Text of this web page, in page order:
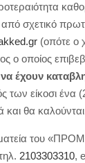
από σχετικό
(οπότε ο
ο οποίος
έχουν
είκοσι ένα
και θα
του
2103303310,